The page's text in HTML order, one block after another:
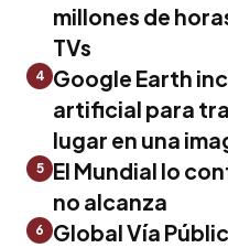
millones de
TVs
4 Google Earth
artificial para
lugar en una
5
El Mundial lo
no alcanza
6
Global Vía